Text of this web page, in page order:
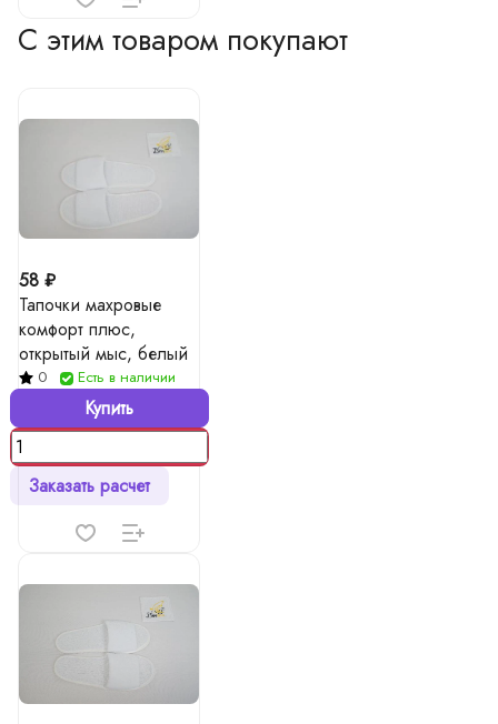
С этим товаром покупают
58 ₽
Тапочки махровые
комфорт плюс,
открытый мыс, белый
0 Есть в наличии
Купить
Заказать расчет